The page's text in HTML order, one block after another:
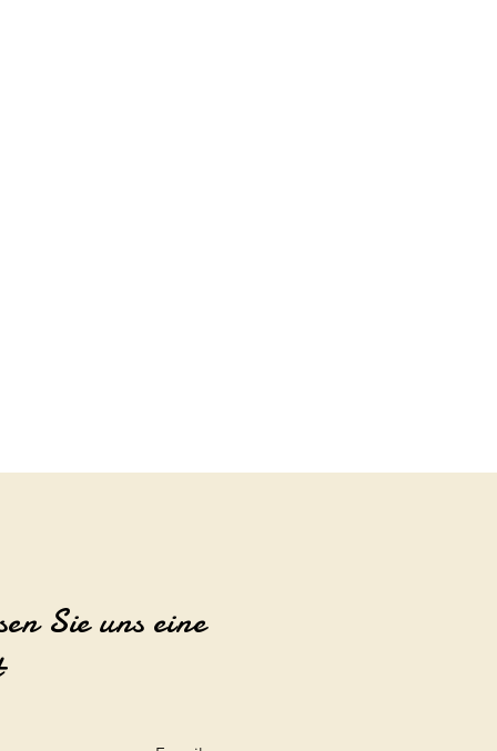
Sie uns eine